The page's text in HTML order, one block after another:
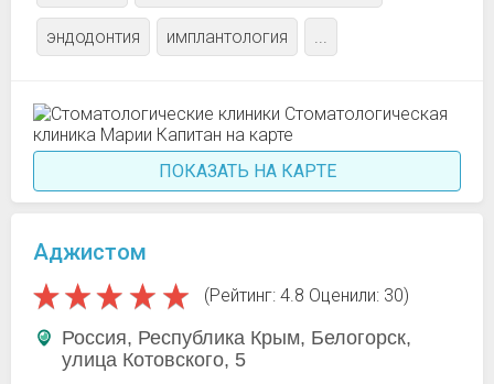
эндодонтия имплантология ...
ПОКАЗАТЬ НА КАРТЕ
Аджистом
(Рейтинг: 4.8 Оценили: 30)
Россия, Республика Крым, Белогорск,
улица Котовского, 5